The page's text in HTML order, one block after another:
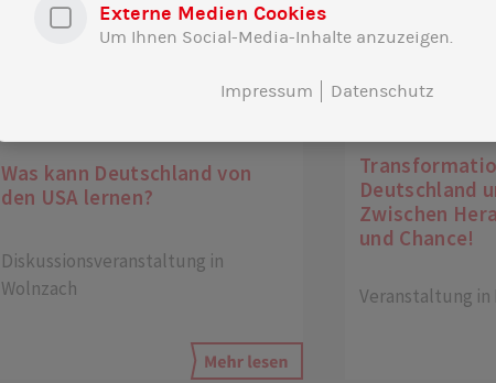
Was kann Deutschland von
den USA lernen?
Diskussionsveranstaltung in
Wolnzach
28|10|2024
Deutschland
Zwischen
und Chance!
Veranstaltung
Externe Medien Cookies
Um Ihnen Social-Media-Inhalte anzuzeigen.
Impressum Datenschutz